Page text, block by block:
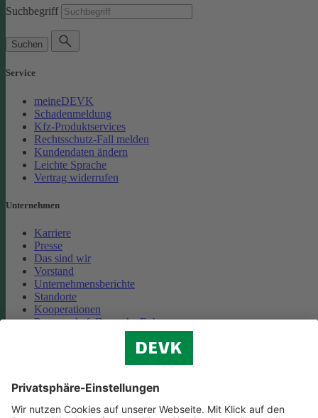
Suchbegriff
Suchen
Service
meineDEVK
Schadenmeldung
Kfz-Produktservices
Rechtsschutz-Fall melden
Kundendaten ändern
Leichte Sprache
Vertrag widerrufen
Unternehmen
Karriere
Presse
Das sind wir
Vorstand
Unternehmensberichte
Standorte
Kooperationen
Partnerschaft Deutsche Bahn